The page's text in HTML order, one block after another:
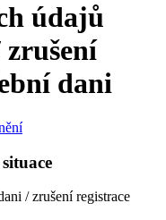
údajů
dani
/ zrušení registrace